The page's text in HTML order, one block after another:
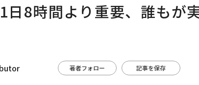
日8時間より重要、誰もが
著者フォロー 記事を保存